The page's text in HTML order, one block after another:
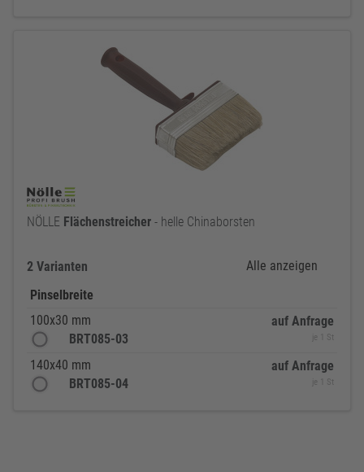
NÖLLE Flächenstreicher - helle Chinaborsten
2 Varianten
Alle anzeigen
Pinselbreite
100x30 mm
BRT085-03
auf Anfrage
je 1 St
140x40 mm
BRT085-04
auf Anfrage
je 1 St